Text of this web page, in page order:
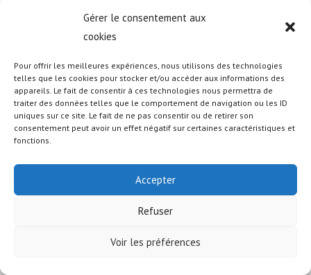
Gérer le consentement aux
cookies
Pour offrir les meilleures expériences, nous utilisons des technologies
telles que les cookies pour stocker et/ou accéder aux informations des
appareils. Le fait de consentir à ces technologies nous permettra de
traiter des données telles que le comportement de navigation ou les ID
uniques sur ce site. Le fait de ne pas consentir ou de retirer son
consentement peut avoir un effet négatif sur certaines caractéristiques et
fonctions.
Accepter
Refuser
Voir les préférences
© COPYRIGHT - OCEANWP THEME BY NICK